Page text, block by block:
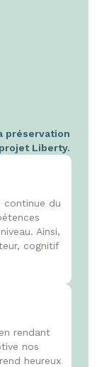
préservation
Liberty.
continue du
Ainsi,
cognitif
rendant
nos
heureux